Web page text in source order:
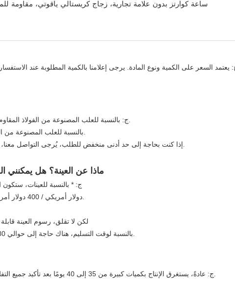
3. ماذا عن العينة؟ هل
ج: * بالنسبة للعينات، ستكون التكلفة 100 دولار أمريكي/للقطعة الواحدة
لكن لا تقلق، رسوم العينة